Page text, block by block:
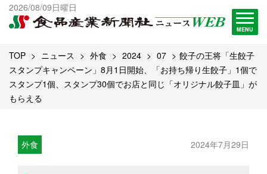
2026/08/09日曜日
MENU
出版物一覧へ
試読・購読申し込み
TOP ニュース 外食 2024 07
餃子の王将「生餃子
スタンプキャンペーン」8月1日開始、「お持ち帰り生餃子」1個で
スタンプ1個、スタンプ30個でお店と同じ「オリジナル餃子皿」が
もらえる
外食 2024年7月29日